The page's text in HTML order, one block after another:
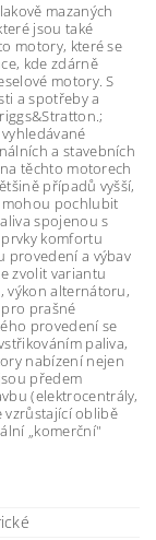
mazaných
jsou také
motory, které se
kde zdárně
motory. S
a spotřeby a
a stavebních
těchto motorech
případů vyšší,
mohou pochlubit
spojenou s
komfortu
provedení a výbav
zvolit variantu
výkon alternátoru,
prašné
provedení se
paliva,
nabízení nejen
předem
(elektrocentrály,
vzrůstající oblibě
„komerční"